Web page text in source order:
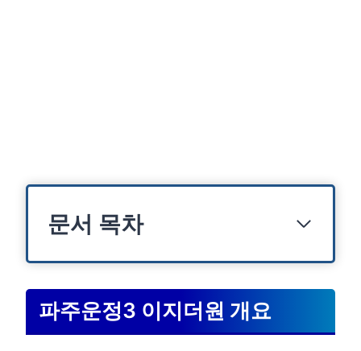
문서 목차
파주운정3 이지더원 개요
우수한 입지 환경
교통
파주운정3 이지더원 개요